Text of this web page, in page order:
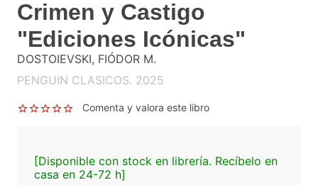
Crimen y Castigo
"Ediciones Icónicas"
DOSTOIEVSKI, FIÓDOR M.
PENGUIN CLASICOS. 2025
Comenta y valora este libro
[Disponible con stock en librería. Recíbelo en
casa en 24-72 h]